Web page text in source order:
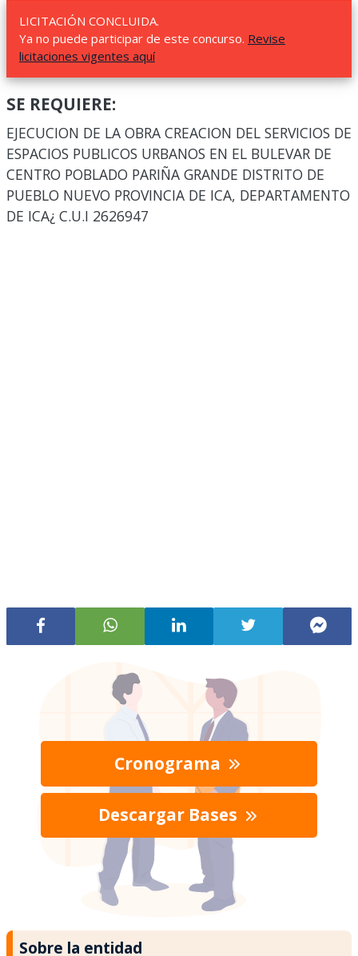
LICITACIÓN CONCLUIDA.
Ya no puede participar de este concurso. Revise
licitaciones vigentes aquí
SE REQUIERE:
EJECUCION DE LA OBRA CREACION DEL SERVICIOS DE
ESPACIOS PUBLICOS URBANOS EN EL BULEVAR DE
CENTRO POBLADO PARIÑA GRANDE DISTRITO DE
PUEBLO NUEVO PROVINCIA DE ICA, DEPARTAMENTO
DE ICA¿ C.U.I 2626947
Cronograma
Descargar Bases
Sobre la entidad